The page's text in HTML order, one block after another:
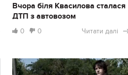
Вчора біля Квасилова сталася
ДТП з автовозом
0 0 Читати далі